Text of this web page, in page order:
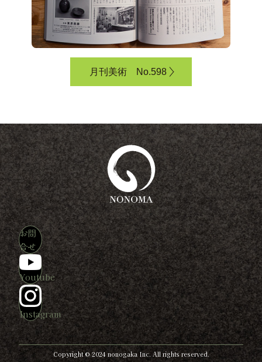
月刊美術 No.598
お問
合せ
Youtube
Instagram
Copyright © 2024 nonogaka Inc. All rights reserved.